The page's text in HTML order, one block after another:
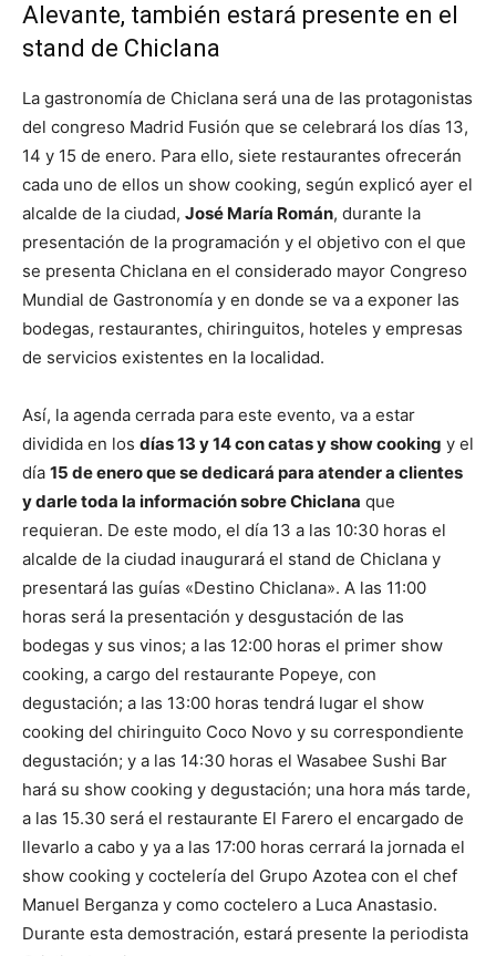
Alevante, también estará presente en el
stand de Chiclana
La gastronomía de Chiclana será una de las protagonistas
del congreso Madrid Fusión que se celebrará los días 13,
14 y 15 de enero. Para ello, siete restaurantes ofrecerán
cada uno de ellos un show cooking, según explicó ayer el
alcalde de la ciudad, José María Román, durante la
presentación de la programación y el objetivo con el que
se presenta Chiclana en el considerado mayor Congreso
Mundial de Gastronomía y en donde se va a exponer las
bodegas, restaurantes, chiringuitos, hoteles y empresas
de servicios existentes en la localidad.
Así, la agenda cerrada para este evento, va a estar
dividida en los días 13 y 14 con catas y show cooking y el
día 15 de enero que se dedicará para atender a clientes
y darle toda la información sobre Chiclana que
requieran. De este modo, el día 13 a las 10:30 horas el
alcalde de la ciudad inaugurará el stand de Chiclana y
presentará las guías «Destino Chiclana». A las 11:00
horas será la presentación y desgustación de las
bodegas y sus vinos; a las 12:00 horas el primer show
cooking, a cargo del restaurante Popeye, con
degustación; a las 13:00 horas tendrá lugar el show
cooking del chiringuito Coco Novo y su correspondiente
degustación; y a las 14:30 horas el Wasabee Sushi Bar
hará su show cooking y degustación; una hora más tarde,
a las 15.30 será el restaurante El Farero el encargado de
llevarlo a cabo y ya a las 17:00 horas cerrará la jornada el
show cooking y coctelería del Grupo Azotea con el chef
Manuel Berganza y como coctelero a Luca Anastasio.
Durante esta demostración, estará presente la periodista